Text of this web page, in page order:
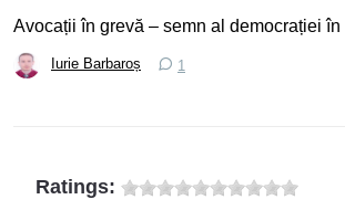
Avocații în grevă – semn al democrației în
Iurie Barbaroș 1
Ratings: